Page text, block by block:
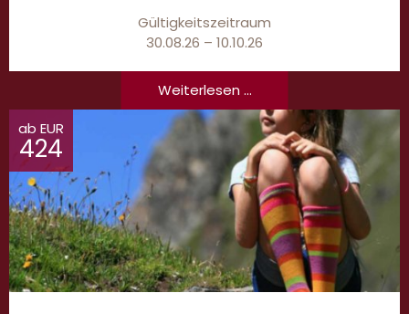
Gültigkeitszeitraum
30.08.26 – 10.10.26
Weiterlesen ...
ab EUR
424